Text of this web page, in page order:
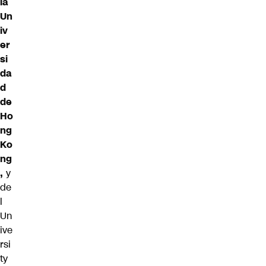
Un
iv
er
si
da
d
de
Ho
ng
Ko
ng
, y
de
l
Un
ive
rsi
ty